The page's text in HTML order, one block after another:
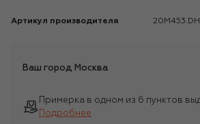
Артикул производителя
Ваш город Москва
Примерка в одном из 6 пунктов
Подробнее